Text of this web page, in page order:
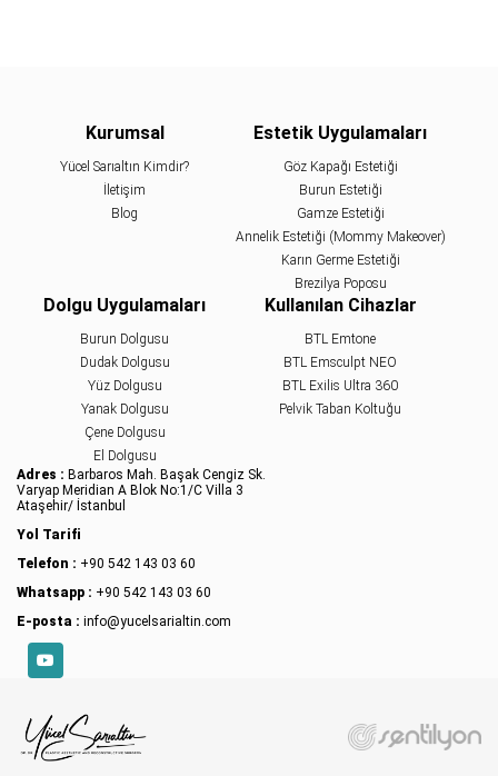
Kurumsal
Yücel Sarıaltın Kimdir?
İletişim
Blog
Estetik Uygulamaları
Göz Kapağı Estetiği
Burun Estetiği
Gamze Estetiği
Annelik Estetiği (Mommy Makeover)
Karın Germe Estetiği
Brezilya Poposu
Dolgu Uygulamaları
Burun Dolgusu
Dudak Dolgusu
Yüz Dolgusu
Yanak Dolgusu
Çene Dolgusu
El Dolgusu
Kullanılan Cihazlar
BTL Emtone
BTL Emsculpt NEO
BTL Exilis Ultra 360
Pelvik Taban Koltuğu
Adres : Barbaros Mah. Başak Cengiz Sk.
Varyap Meridian A Blok No:1/C Villa 3
Ataşehir/ İstanbul
Yol Tarifi
Telefon : +90 542 143 03 60
Whatsapp : +90 542 143 03 60
E-posta : info@yucelsarialtin.com
YouTube